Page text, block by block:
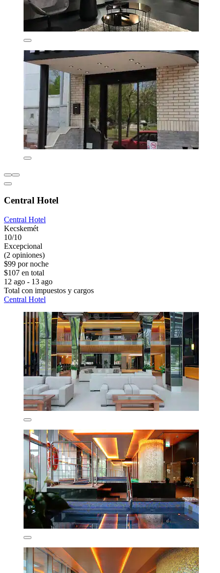
Central Hotel
Central Hotel
Kecskemét
10/10
Excepcional
(2 opiniones)
$99 por noche
$107 en total
12 ago - 13 ago
Total con impuestos y cargos
Central Hotel